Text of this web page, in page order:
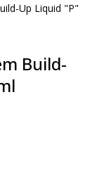
Up Liquid "Р"
Build-